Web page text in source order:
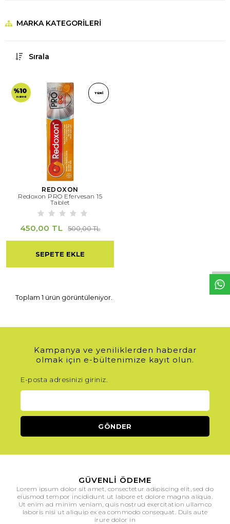
MARKA KATEGORILERI
Sırala
%10
indirimli
YENI
REDOXON
Redoxon PRO Efervesan 15
Tablet
450,00 TL 500,00 TL
SEPETE EKLE
Toplam 1 ürün görüntüleniyor.
Kampanya ve yeniliklerden haberdar
olmak için e-bültenimize kayıt olun.
E-posta adresinizi giriniz.
GÜVENLI ÖDEME
Lorem ipsum dolor sit amet, consectetur adipiscing elit, sed do
eiusmod tempor incididunt ut labore et dolore magna aliqua.
Ut enim ad minim veniam, quis nostrud exercitation ullamco
laboris nisi ut aliquip ex ea commodo consequat. Duis aute
irure dolor in